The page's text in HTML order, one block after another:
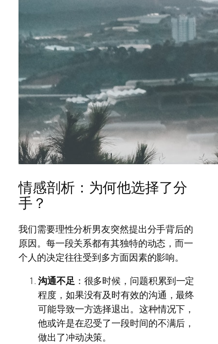
情感剖析：为何他选择了分
手？
我们需要理性分析男友突然提出分手背后的
原因。每一段关系都有其独特的动态，而一
个人的决定往往受到多方面因素的影响。
沟通不足：很多时候，问题积累到一定
程度，如果没有及时有效的沟通，最终
可能导致一方选择退出。这种情况下，
他或许是在忍受了一段时间的不满后，
做出了冲动决策。